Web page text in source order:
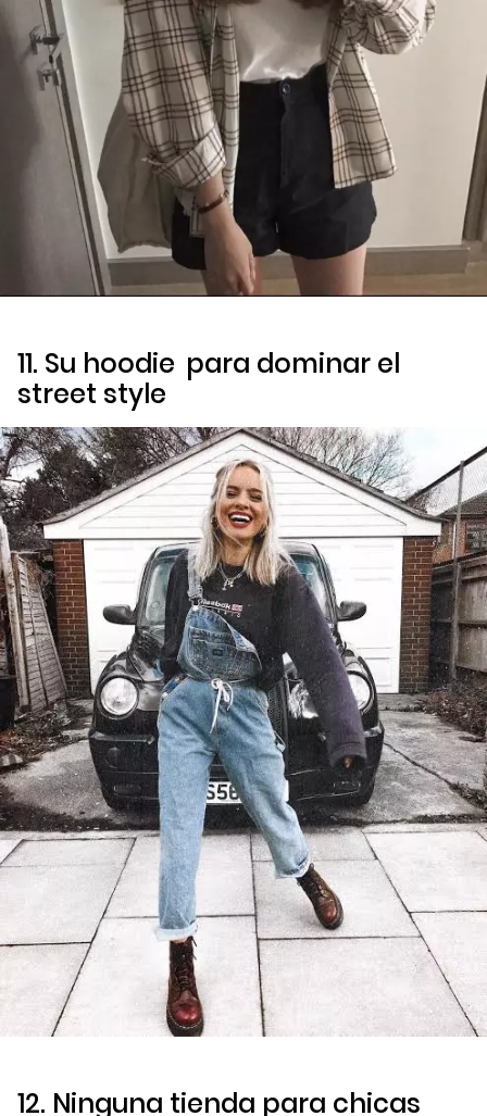
11. Su hoodie para dominar el
street style
12. Ninguna tienda para chicas